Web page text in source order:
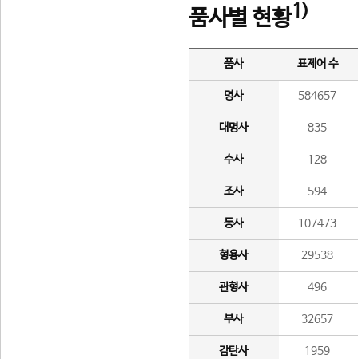
품사별 현황1)
품사 표제어 수
명사 584657
대명사 835
수사 128
조사 594
동사 107473
형용사 29538
관형사 496
부사 32657
감탄사 1959